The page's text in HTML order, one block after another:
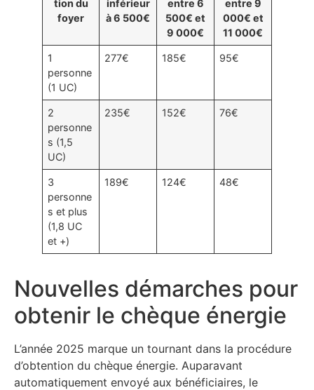
tion du
foyer
inférieur
à 6 500€
entre 6
500€ et
9 000€
entre 9
000€ et
11 000€
1
personne
(1 UC)
277€ 185€ 95€
2
personne
s (1,5
UC)
235€ 152€ 76€
3
personne
s et plus
(1,8 UC
et +)
189€ 124€ 48€
Nouvelles démarches pour
obtenir le chèque énergie
L’année 2025 marque un tournant dans la procédure
d’obtention du chèque énergie. Auparavant
automatiquement envoyé aux bénéficiaires, le